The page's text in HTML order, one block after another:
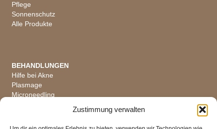
Zustimmung verwalten
Pflege
Sonnenschutz
Alle Produkte
BEHANDLUNGEN
Hilfe bei Akne
Plasmage
Microneedling